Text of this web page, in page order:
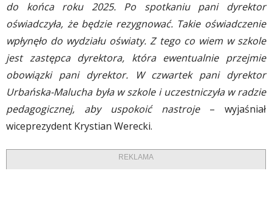
do końca roku 2025. Po spotkaniu pani dyrektor
oświadczyła, że będzie rezygnować. Takie oświadczenie
wpłynęło do wydziału oświaty. Z tego co wiem w szkole
jest zastępca dyrektora, która ewentualnie przejmie
obowiązki pani dyrektor. W czwartek pani dyrektor
Urbańska-Malucha była w szkole i uczestniczyła w radzie
pedagogicznej, aby uspokoić nastroje– wyjaśniał
wiceprezydent Krystian Werecki.
REKLAMA